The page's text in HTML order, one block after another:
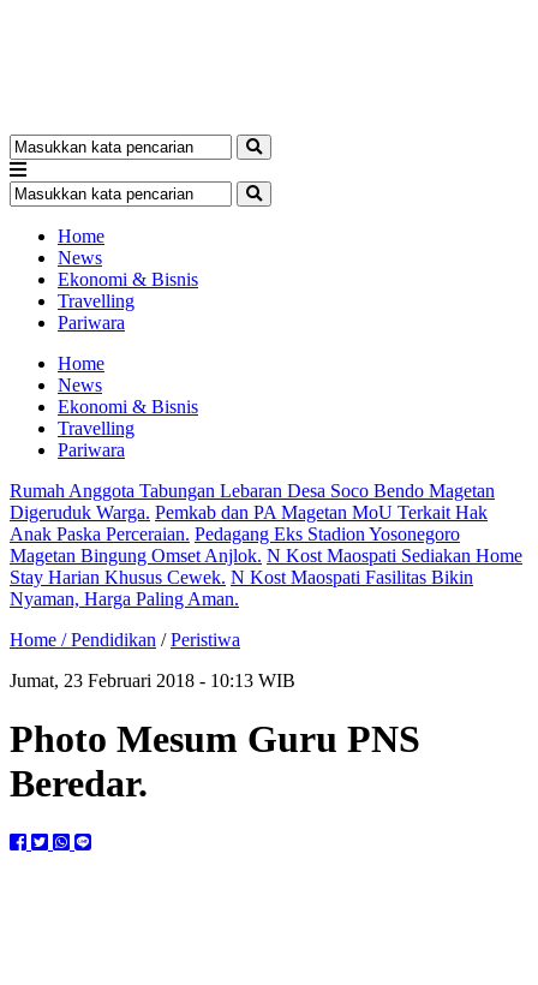
Home
News
Ekonomi & Bisnis
Travelling
Pariwara
Home
News
Ekonomi & Bisnis
Travelling
Pariwara
Rumah Anggota Tabungan Lebaran Desa Soco Bendo Magetan
Digeruduk Warga. Pemkab dan PA Magetan MoU Terkait Hak
Anak Paska Perceraian. Pedagang Eks Stadion Yosonegoro
Magetan Bingung Omset Anjlok. N Kost Maospati Sediakan Home
Stay Harian Khusus Cewek. N Kost Maospati Fasilitas Bikin
Nyaman, Harga Paling Aman.
Home /Pendidikan /Peristiwa
Jumat, 23 Februari 2018 - 10:13 WIB
Photo Mesum Guru PNS
Beredar.